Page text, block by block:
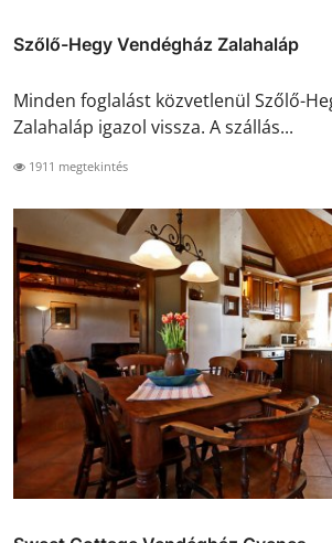
Szőlő-Hegy Vendégház Zalahaláp
Minden foglalást közvetlenül Szőlő-
Zalahaláp igazol vissza. A szállás...
1911 megtekintés